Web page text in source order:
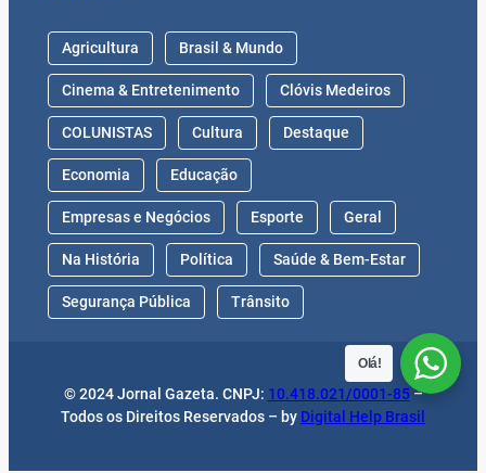
Agricultura Brasil & Mundo
Cinema & Entretenimento Clóvis Medeiros
COLUNISTAS Cultura Destaque
Economia Educação
Empresas e Negócios Esporte Geral
Na História Política Saúde & Bem-Estar
Segurança Pública Trânsito
© 2024 Jornal Gazeta. CNPJ: 10.418.021/0001-85–
Todos os Direitos Reservados – by Digital Help Brasil
Olá!